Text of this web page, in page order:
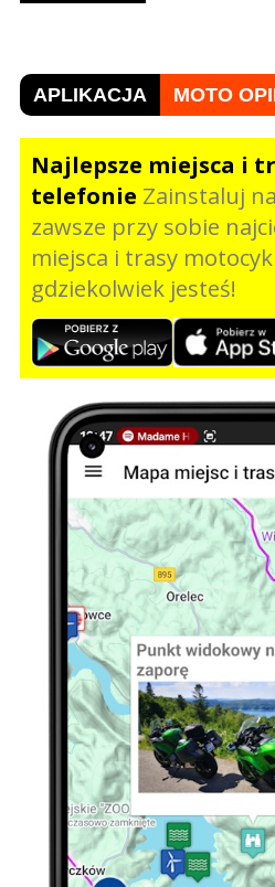
APLIKACJA MOTO
Najlepsze miejsca i
telefonie Zainstaluj
zawsze przy sobie
miejsca i trasy
gdziekolwiek jesteś!